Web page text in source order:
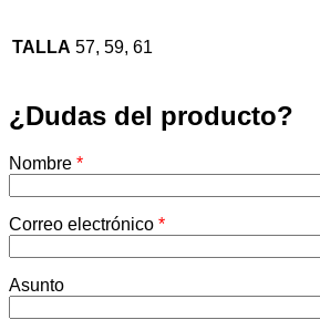
TALLA 57, 59, 61
¿Dudas del producto?
Nombre *
Correo electrónico *
Asunto